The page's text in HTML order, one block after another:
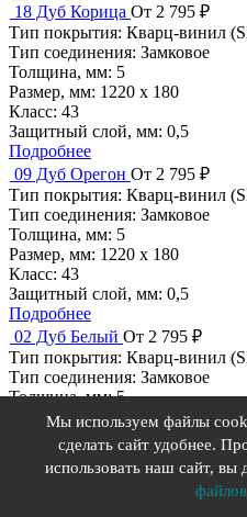
18 Дуб Корица От 2 795 ₽
Тип покрытия: Кварц-винил
Тип соединения: Замковое
Толщина, мм: 5
Размер, мм: 1220 х 180
Класс: 43
Защитный слой, мм: 0,5
Подробнее
09 Дуб Орегон От 2 795 ₽
Тип покрытия: Кварц-винил
Тип соединения: Замковое
Толщина, мм: 5
Размер, мм: 1220 х 180
Класс: 43
Защитный слой, мм: 0,5
Подробнее
02 Дуб Белый От 2 795 ₽
Тип покрытия: Кварц-винил
Тип соединения: Замковое
Толщина, мм: 5
Размер, мм: 1220 х 180
Защитный слой, мм: 0,5
Подробнее
От 2 795 ₽
Мы используем файлы
сделать сайт удобнее.
использовать наш сайт, вы